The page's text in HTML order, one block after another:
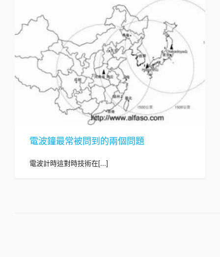
電波鐘最常被問到的兩個問題
電波計時這對時技術在[...]